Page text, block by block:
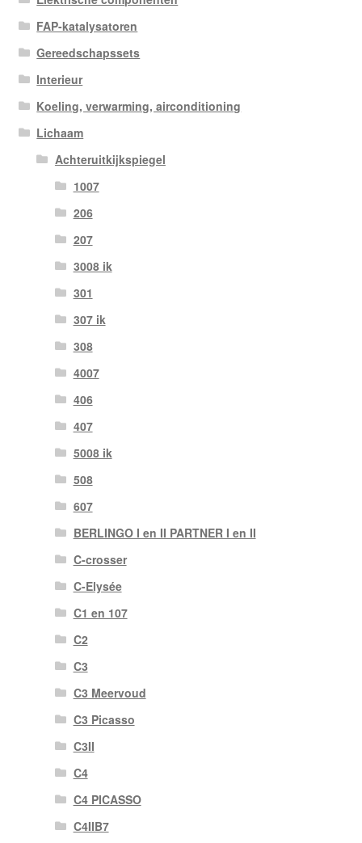
FAP-katalysatoren
Gereedschapssets
Interieur
Koeling, verwarming, airconditioning
Lichaam
Achteruitkijkspiegel
1007
206
207
3008 ik
301
307 ik
308
4007
406
407
5008 ik
508
607
BERLINGO I en II PARTNER I en II
C-crosser
C-Elysée
C1 en 107
C2
C3
C3 Meervoud
C3 Picasso
C3II
C4
C4 PICASSO
C4IIB7